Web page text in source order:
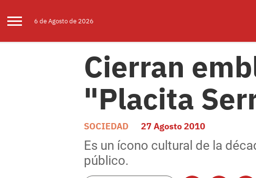
6 deAgostode 2026
Cierran
"Placita
SOCIEDAD 27 Agosto 2010
Es un ícono cultural de la
público.